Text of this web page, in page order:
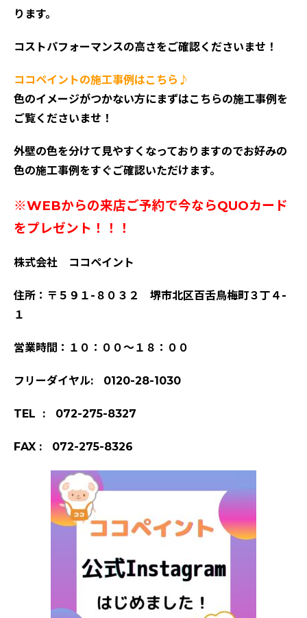
ります。
コストパフォーマンスの高さをご確認くださいませ！
ココペイントの施工事例はこちら♪
色のイメージがつかない方にまずはこちらの施工事例を
ご覧くださいませ！
外壁の色を分けて見やすくなっておりますのでお好みの
色の施工事例をすぐご確認いただけます。
※WEBからの来店ご予約で今ならQUOカード
をプレゼント！！！
株式会社 ココペイント
住所：〒５９１-８０３２ 堺市北区百舌鳥梅町３丁４-
１
営業時間：１０：００～１８：００
フリーダイヤル: 0120-28-1030
TEL : 072-275-8327
FAX : 072-275-8326